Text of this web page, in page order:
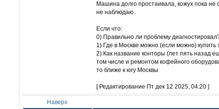
Машина долго простаивала, кожух пока
не наблюдаю.
Если что:
0) Правильно ли проблему
1) Где в Москве можно (если можно) купить
2) Как название конторы (лет пять назад
том числе и ремонтом кофейного
то ближе к югу Москвы
[ Редактирование Пт дек 12 2025, 04:20 ]
Наверх